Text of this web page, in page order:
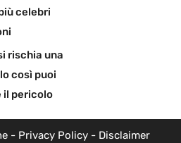
celebri
rischia una
così puoi
il pericolo
- Privacy Policy- Disclaimer